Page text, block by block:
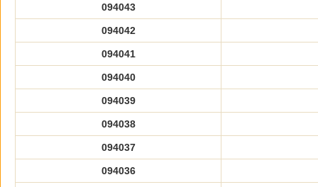
094043
094042
094041
094040
094039
094038
094037
094036